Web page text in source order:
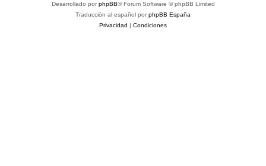
Desarrollado porphpBB® Forum Software © phpBB Limited
Traducción al español porphpBB España
Privacidad | Condiciones